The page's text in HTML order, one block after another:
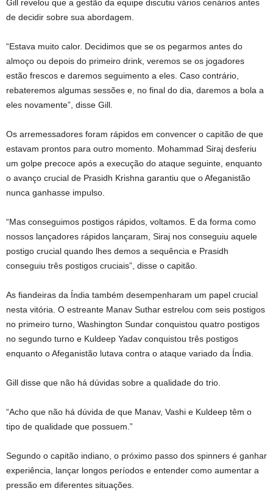
Gill revelou que a gestão da equipe discutiu vários cenários antes
de decidir sobre sua abordagem.
“Estava muito calor. Decidimos que se os pegarmos antes do
almoço ou depois do primeiro drink, veremos se os jogadores
estão frescos e daremos seguimento a eles. Caso contrário,
rebateremos algumas sessões e, no final do dia, daremos a bola a
eles novamente”, disse Gill.
Os arremessadores foram rápidos em convencer o capitão de que
estavam prontos para outro momento. Mohammad Siraj desferiu
um golpe precoce após a execução do ataque seguinte, enquanto
o avanço crucial de Prasidh Krishna garantiu que o Afeganistão
nunca ganhasse impulso.
“Mas conseguimos postigos rápidos, voltamos. E da forma como
nossos lançadores rápidos lançaram, Siraj nos conseguiu aquele
postigo crucial quando lhes demos a sequência e Prasidh
conseguiu três postigos cruciais”, disse o capitão.
As fiandeiras da Índia também desempenharam um papel crucial
nesta vitória. O estreante Manav Suthar estrelou com seis postigos
no primeiro turno, Washington Sundar conquistou quatro postigos
no segundo turno e Kuldeep Yadav conquistou três postigos
enquanto o Afeganistão lutava contra o ataque variado da Índia.
Gill disse que não há dúvidas sobre a qualidade do trio.
“Acho que não há dúvida de que Manav, Vashi e Kuldeep têm o
tipo de qualidade que possuem.”
Segundo o capitão indiano, o próximo passo dos spinners é ganhar
experiência, lançar longos períodos e entender como aumentar a
pressão em diferentes situações.